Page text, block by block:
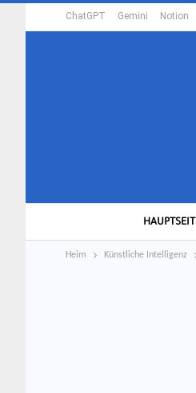
ChatGPT Gemini Notion
Heim Künstliche Intelligenz